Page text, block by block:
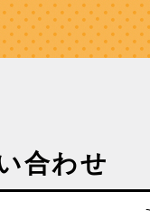
合わせ